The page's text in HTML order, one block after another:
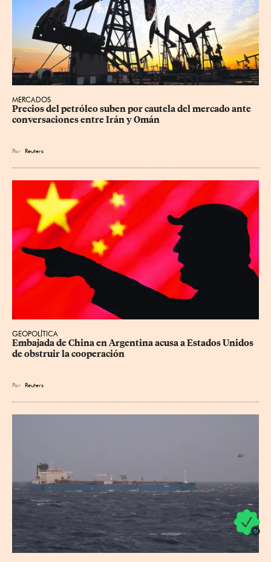
MERCADOS
Precios ⁠del petróleo suben por cautela del mercado ante
conversaciones entre Irán y Omán
Por Reuters
GEOPOLÍTICA
Embajada de China en Argentina acusa a Estados Unidos
de obstruir la cooperación
Por Reuters